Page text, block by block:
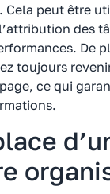
Cela peut être
des
De
toujours
ce qui